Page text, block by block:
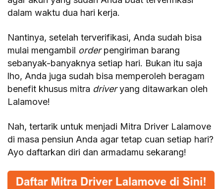
dalam waktu dua hari kerja.
Nantinya, setelah terverifikasi, Anda sudah bisa
mulai mengambil orderpengiriman barang
sebanyak-banyaknya setiap hari. Bukan itu saja
lho, Anda juga sudah bisa memperoleh beragam
benefit khusus mitra driveryang ditawarkan oleh
Lalamove!
Nah, tertarik untuk menjadi Mitra Driver Lalamove
di masa pensiun Anda agar tetap cuan setiap hari?
Ayo daftarkan diri dan armadamu sekarang!